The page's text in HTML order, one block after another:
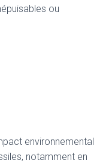
ou
environnemental
notamment en